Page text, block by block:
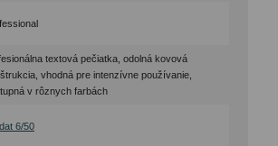
textová pečiatka, odolná kovová
vhodná pre intenzívne používanie,
v rôznych farbách
6/50